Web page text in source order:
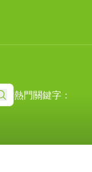
熱門關鍵字：